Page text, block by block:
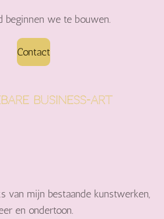
beginnen we te bouwen.
Contact
Business-ARt
van mijn bestaande kunstwerken,
en ondertoon.